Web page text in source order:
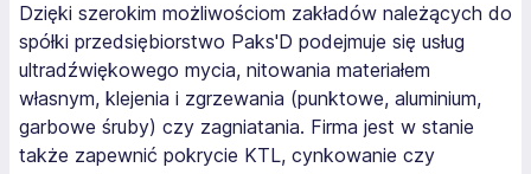
Dzięki szerokim możliwościom zakładów należących do
spółki przedsiębiorstwo Paks'D podejmuje się usług
ultradźwiękowego mycia, nitowania materiałem
własnym, klejenia i zgrzewania (punktowe, aluminium,
garbowe śruby) czy zagniatania. Firma jest w stanie
także zapewnić pokrycie KTL, cynkowanie czy